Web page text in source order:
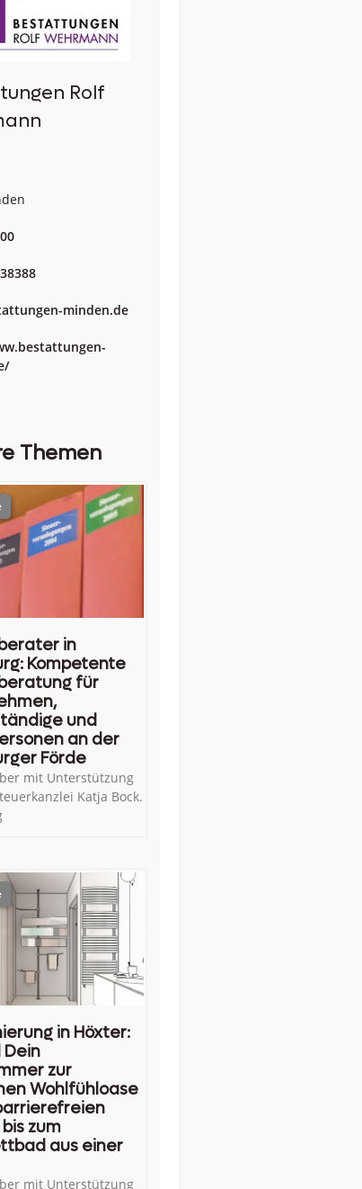
Rolf
minden.de
Themen
in
Kompetente
für
und
an der
Förde
mit Unterstützung
Katja Bock.
in Höxter:
Dein
zur
Wohlfühloase
zum
aus einer
mit Unterstützung